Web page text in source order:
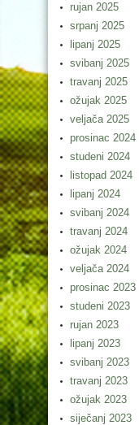
rujan 2025
srpanj 2025
lipanj 2025
svibanj 2025
travanj 2025
ožujak 2025
veljača 2025
prosinac 2024
studeni 2024
listopad 2024
lipanj 2024
svibanj 2024
travanj 2024
ožujak 2024
veljača 2024
prosinac 2023
studeni 2023
rujan 2023
lipanj 2023
svibanj 2023
travanj 2023
ožujak 2023
siječanj 2023